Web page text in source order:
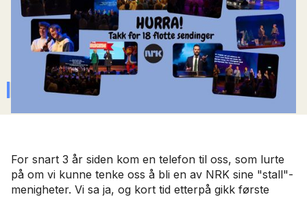
PUBLISERT
juni 2024
KATEGORI
Menighet
For snart 3 år siden kom en telefon til oss, som lurte
på om vi kunne tenke oss å bli en av NRK sine "stall"-
menigheter. Vi sa ja, og kort tid etterpå gikk første